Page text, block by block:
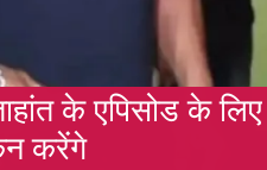
के एपिसोड के लिए
करेंगे